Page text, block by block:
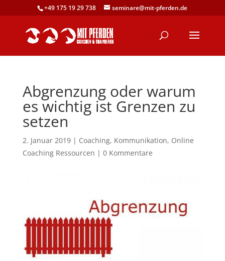
+49 175 19 29 738 seminare@mit-pferden.de
Abgrenzung oder warum
es wichtig ist Grenzen zu
setzen
2. Januar 2019| Coaching, Kommunikation, Online
Coaching Ressourcen | 0 Kommentare